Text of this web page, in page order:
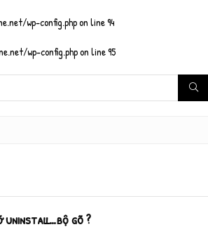
wp-config.phpon line94
wp-config.phpon line95
uninstall…bộ gõ ?